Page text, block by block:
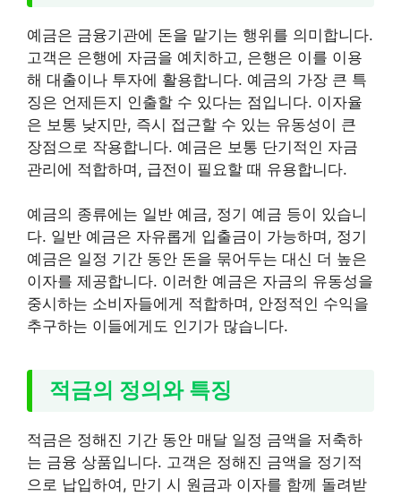
예금은 금융기관에 돈을 맡기는 행위를 의미합니다.
고객은 은행에 자금을 예치하고, 은행은 이를 이용
해 대출이나 투자에 활용합니다. 예금의 가장 큰 특
징은 언제든지 인출할 수 있다는 점입니다. 이자율
은 보통 낮지만, 즉시 접근할 수 있는 유동성이 큰
장점으로 작용합니다. 예금은 보통 단기적인 자금
관리에 적합하며, 급전이 필요할 때 유용합니다.
예금의 종류에는 일반 예금, 정기 예금 등이 있습니
다. 일반 예금은 자유롭게 입출금이 가능하며, 정기
예금은 일정 기간 동안 돈을 묶어두는 대신 더 높은
이자를 제공합니다. 이러한 예금은 자금의 유동성을
중시하는 소비자들에게 적합하며, 안정적인 수익을
추구하는 이들에게도 인기가 많습니다.
적금의 정의와 특징
적금은 정해진 기간 동안 매달 일정 금액을 저축하
는 금융 상품입니다. 고객은 정해진 금액을 정기적
으로 납입하여, 만기 시 원금과 이자를 함께 돌려받